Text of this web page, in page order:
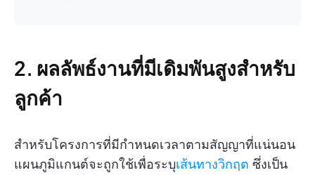
2. ผลลัพธ์งานที่มีเดิมพันสูงสำหรับ
ลูกค้า
สำหรับโครงการที่มีกำหนดเวลาตามสัญญาที่แน่นอน
แผนภูมิแกนต์จะถูกใช้เพื่อระบุเส้นทางวิกฤต ซึ่งเป็น